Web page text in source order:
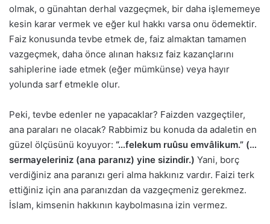
olmak, o günahtan derhal vazgeçmek, bir daha işlememeye
kesin karar vermek ve eğer kul hakkı varsa onu ödemektir.
Faiz konusunda tevbe etmek de, faiz almaktan tamamen
vazgeçmek, daha önce alınan haksız faiz kazançlarını
sahiplerine iade etmek (eğer mümkünse) veya hayır
yolunda sarf etmekle olur.
Peki, tevbe edenler ne yapacaklar? Faizden vazgeçtiler,
ana paraları ne olacak? Rabbimiz bu konuda da adaletin en
güzel ölçüsünü koyuyor: “…felekum ruûsu emvâlikum.” (…
sermayeleriniz (ana paranız) yine sizindir.) Yani, borç
verdiğiniz ana paranızı geri alma hakkınız vardır. Faizi terk
ettiğiniz için ana paranızdan da vazgeçmeniz gerekmez.
İslam, kimsenin hakkının kaybolmasına izin vermez.